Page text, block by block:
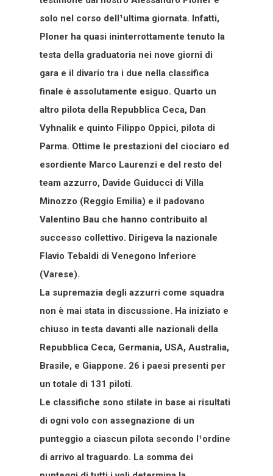
solo nel corso dell¹ultima giornata. Infatti,
Ploner ha quasi ininterrottamente tenuto la
testa della graduatoria nei nove giorni di
gara e il divario tra i due nella classifica
finale è assolutamente esiguo. Quarto un
altro pilota della Repubblica Ceca, Dan
Vyhnalik e quinto Filippo Oppici, pilota di
Parma. Ottime le prestazioni del ciociaro ed
esordiente Marco Laurenzi e del resto del
team azzurro, Davide Guiducci di Villa
Minozzo (Reggio Emilia) e il padovano
Valentino Bau che hanno contribuito al
successo collettivo. Dirigeva la nazionale
Flavio Tebaldi di Venegono Inferiore
(Varese).
La supremazia degli azzurri come squadra
non è mai stata in discussione. Ha iniziato e
chiuso in testa davanti alle nazionali della
Repubblica Ceca, Germania, USA, Australia,
Brasile, e Giappone. 26 i paesi presenti per
un totale di 131 piloti.
Le classifiche sono stilate in base ai risultati
di ogni volo con assegnazione di un
punteggio a ciascun pilota secondo l¹ordine
di arrivo al traguardo. La somma dei